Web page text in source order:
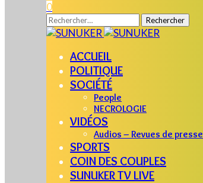
0
Rechercher :
ACCUEIL
POLITIQUE
SOCIÉTÉ
People
NECROLOGIE
VIDÉOS
Audios – Revues de presse
SPORTS
COIN DES COUPLES
SUNUKER TV LIVE